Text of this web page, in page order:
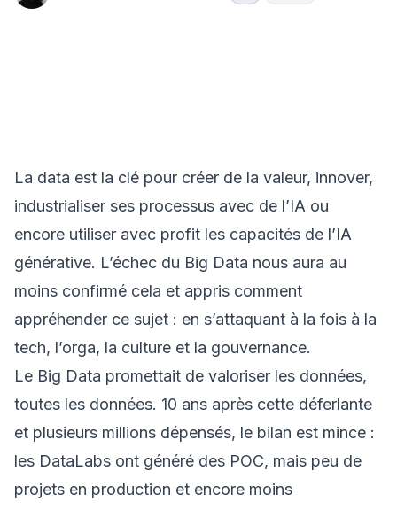
La data est la clé pour créer de la valeur, innover,
industrialiser ses processus avec de l’IA ou
encore utiliser avec profit les capacités de l’IA
générative. L’échec du Big Data nous aura au
moins confirmé cela et appris comment
appréhender ce sujet : en s’attaquant à la fois à la
tech, l’orga, la culture et la gouvernance.
Le Big Data promettait de valoriser les données,
toutes les données. 10 ans après cette déferlante
et plusieurs millions dépensés, le bilan est mince :
les DataLabs ont généré des POC, mais peu de
projets en production et encore moins